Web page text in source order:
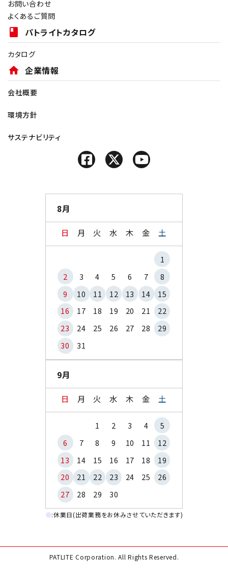
お問い合わせ
よくあるご質問
book パトライトカタログ
カタログ
home 企業情報
会社概要
環境方針
サステナビリティ
8月
日 月 火 水 木 金 土
1
2
3 4 5 6 7
8
9
10 11 12 13 14
15
16
17 18 19 20 21
22
23
24 25 26 27 28
29
30
31
9月
日 月 火 水 木 金 土
1 2 3 4
5
6
7 8 9 10 11
12
13
14 15 16 17 18
19
20
21 22 23 24 25
26
27
28 29 30
●:休業日(出荷業務をお休みさせていただきます)
PATLITE Corporation. All Rights Reserved.